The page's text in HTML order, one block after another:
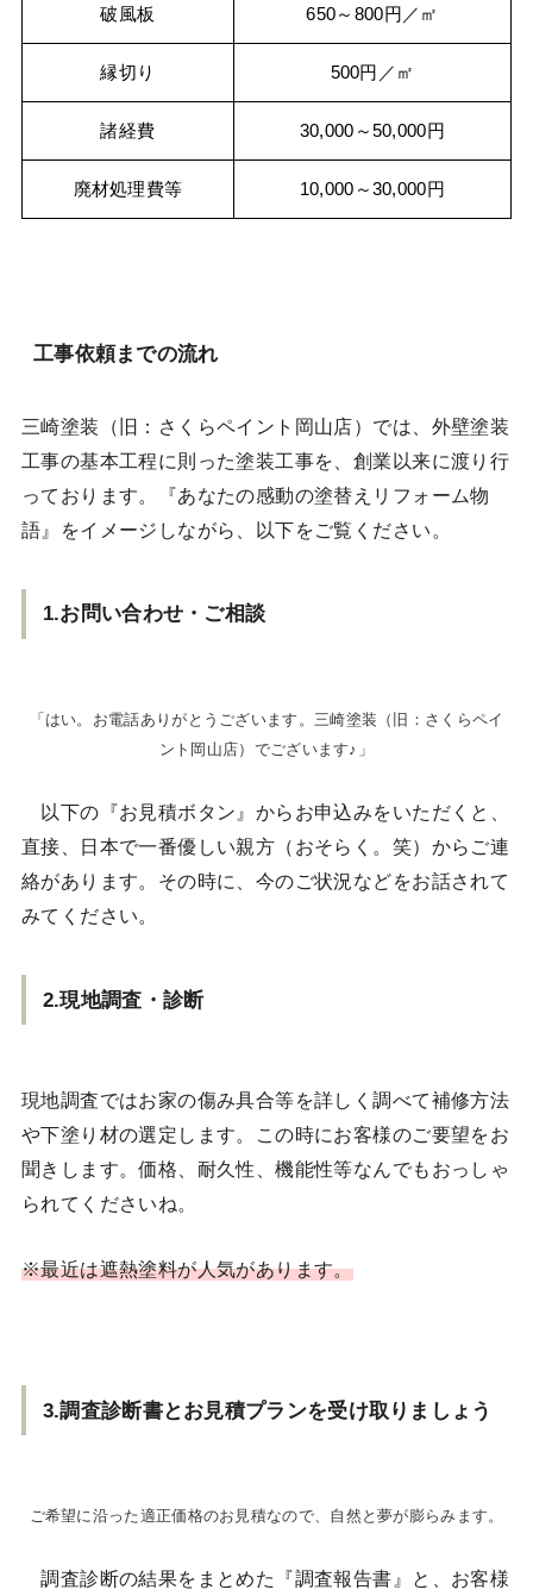
破風板 650～800円／㎡
縁切り 500円／㎡
諸経費 30,000～50,000円
廃材処理費等 10,000～30,000円
工事依頼までの流れ
三崎塗装（旧：さくらペイント岡山店）では、外壁塗装
工事の基本工程に則った塗装工事を、創業以来に渡り行
っております。『あなたの感動の塗替えリフォーム物
語』をイメージしながら、以下をご覧ください。
1.お問い合わせ・ご相談
「はい。お電話ありがとうございます。三崎塗装（旧：さくらペイ
ント岡山店）でございます♪」
以下の『お見積ボタン』からお申込みをいただくと、
直接、日本で一番優しい親方（おそらく。笑）からご連
絡があります。その時に、今のご状況などをお話されて
みてください。
2.現地調査・診断
現地調査ではお家の傷み具合等を詳しく調べて補修方法
や下塗り材の選定します。この時にお客様のご要望をお
聞きします。価格、耐久性、機能性等なんでもおっしゃ
られてくださいね。
※最近は遮熱塗料が人気があります。
3.調査診断書とお見積プランを受け取りましょう
ご希望に沿った適正価格のお見積なので、自然と夢が膨らみます。
調査診断の結果をまとめた『調査報告書』と、お客様